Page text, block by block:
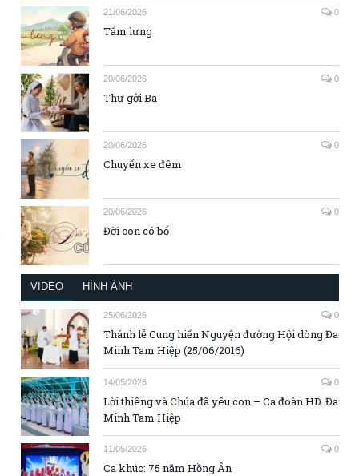
21/06/2026 0
Tấm lưng
20/06/2026 0
Thư gởi Ba
20/06/2026 0
Chuyến xe đêm
20/06/2026 0
Đời con có bố
VIDEO HÌNH ẢNH
25/06/2026 0
Thánh lễ Cung hiến Nguyện đường Hội dòng Đa
Minh Tam Hiệp (25/06/2016)
14/05/2026 0
Lời thiêng và Chúa đã yêu con – Ca đoàn HD. Đa
Minh Tam Hiệp
11/05/2026 0
Ca khúc: 75 năm Hồng Ân